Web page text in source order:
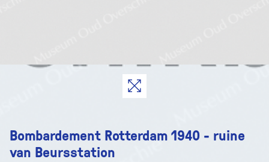
Bombardement Rotterdam 1940 - ruine
van Beursstation